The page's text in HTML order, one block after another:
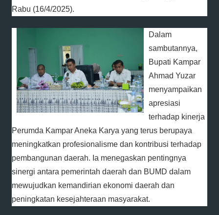
Rabu (16/4/2025).
Dalam
sambutannya,
Bupati Kampar
Ahmad Yuzar
menyampaikan
apresiasi
terhadap kinerja
Perumda Kampar Aneka Karya yang terus berupaya
meningkatkan profesionalisme dan kontribusi terhadap
pembangunan daerah. Ia menegaskan pentingnya
sinergi antara pemerintah daerah dan BUMD dalam
mewujudkan kemandirian ekonomi daerah dan
peningkatan kesejahteraan masyarakat.